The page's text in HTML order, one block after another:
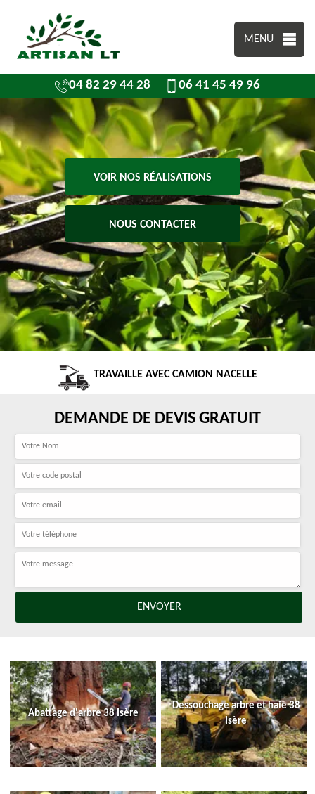
MENU
04 82 29 44 28 06 41 45 49 96
VOIR NOS RÉALISATIONS
NOUS CONTACTER
TRAVAILLE AVEC CAMION NACELLE
DEMANDE DE DEVIS GRATUIT
Abattage d'arbre 38 Isère
Dessouchage arbre et haie 38
Isère